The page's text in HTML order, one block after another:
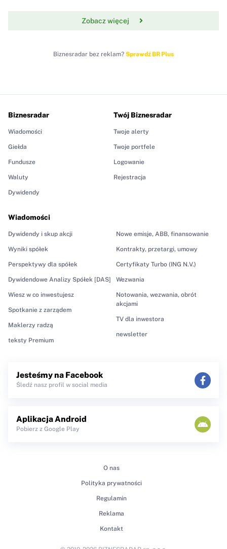
Zobacz więcej
Biznesradar bez reklam? Sprawdź BR Plus
Biznesradar
Wiadomości
Giełda
Fundusze
Waluty
Dywidendy
Wiadomości
Dywidendy i skup akcji
Wyniki spółek
Perspektywy dla spółek
Dywidendowe Analizy Spółek [DAS]
Wiesz w co inwestujesz
Spotkanie z zarządem
Maklerzy radzą
teksty Premium
Nowe emisje, ABB, finansowanie
Kontrakty, przetargi, umowy
Certyfikaty Turbo (ING N.V.)
Wezwania
Notowania, wezwania, obrót
akcjami
TV dla inwestora
newsletter
Twój Biznesradar
Twoje alerty
Twoje portfele
Logowanie
Rejestracja
Jesteśmy na Facebook
Śledź nasz profil w social media
Aplikacja Android
Pobierz z Google Play
O nas
Polityka prywatności
Regulamin
Reklama
Kontakt